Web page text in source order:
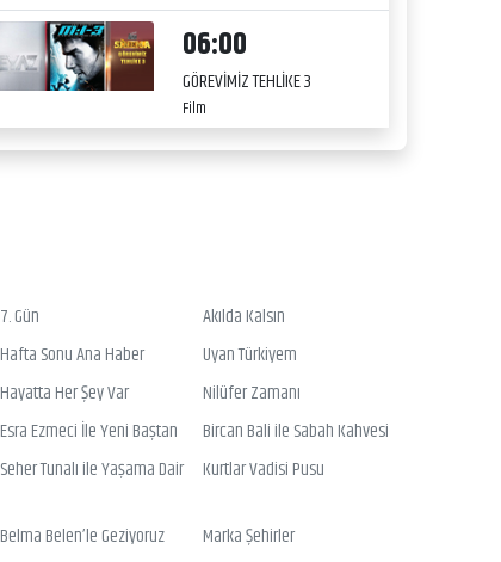
06:00
GÖREVİMİZ TEHLİKE 3
Film
7. Gün
Akılda Kalsın
Hafta Sonu Ana Haber
Uyan Türkiyem
Hayatta Her Şey Var
Nilüfer Zamanı
Esra Ezmeci İle Yeni Baştan
Bircan Bali ile Sabah Kahvesi
Seher Tunalı ile Yaşama Dair Kurtlar Vadisi Pusu
Belma Belen’le Geziyoruz
Marka Şehirler